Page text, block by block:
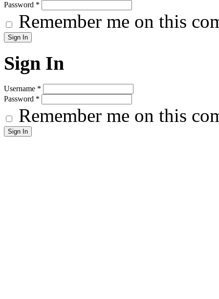
Password *
Remember me on this
Sign In
Username *
Password *
Remember me on this